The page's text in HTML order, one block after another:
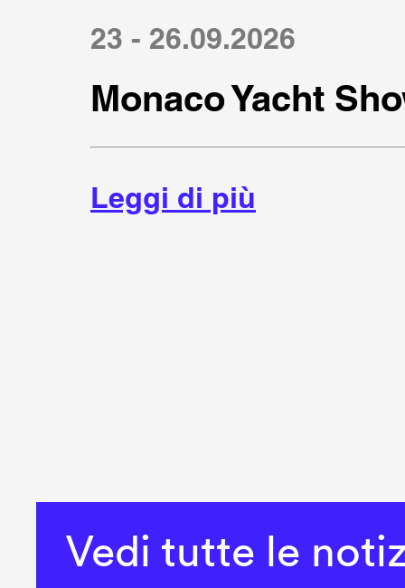
23 - 26.09.2026
Monaco Yacht
Leggi di più
Vedi tutte le